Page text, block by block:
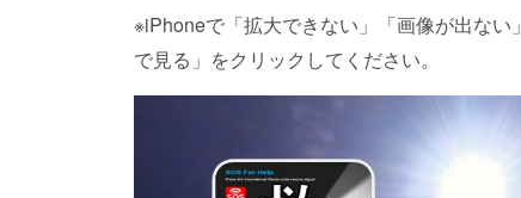
※iPhoneで「拡大できない」「画像が出な
で見る」をクリックしてください。